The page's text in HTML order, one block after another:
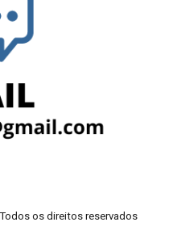
os direitos reservados